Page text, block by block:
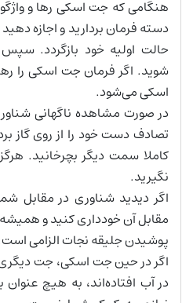
هنگامی که جت اسکی رها و
دسته فرمان بردارید و اجازه
حالت اولیه خود بازگردد.
شوید. اگر فرمان جت اسکی را
اسکی می‌شود.
در صورت مشاهده ناگهانی شناور
تصادف دست خود را از روی گاز
کاملا سمت دیگر بچرخانید. هرگز
نگیرید.
اگر دیدید شناوری در مقابل
مقابل آن خودداری کنید و
پوشیدن جلیقه نجات الزامی
اگر در حین جت اسکی، جت
در آب افتاده‌اند، به هیچ عنوان